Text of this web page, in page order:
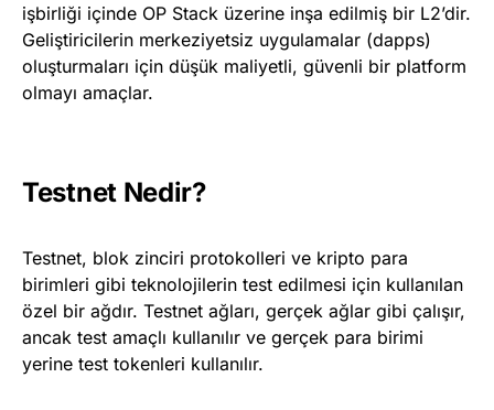
işbirliği içinde OP Stack üzerine inşa edilmiş bir L2’dir.
Geliştiricilerin merkeziyetsiz uygulamalar (dapps)
oluşturmaları için düşük maliyetli, güvenli bir platform
olmayı amaçlar.
Testnet Nedir?
Testnet, blok zinciri protokolleri ve kripto para
birimleri gibi teknolojilerin test edilmesi için kullanılan
özel bir ağdır. Testnet ağları, gerçek ağlar gibi çalışır,
ancak test amaçlı kullanılır ve gerçek para birimi
yerine test tokenleri kullanılır.